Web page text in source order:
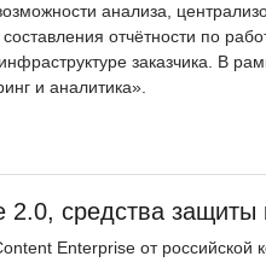
анализа,
отчётности по
заказчика. В
и аналитика».
средства
Enterprise от